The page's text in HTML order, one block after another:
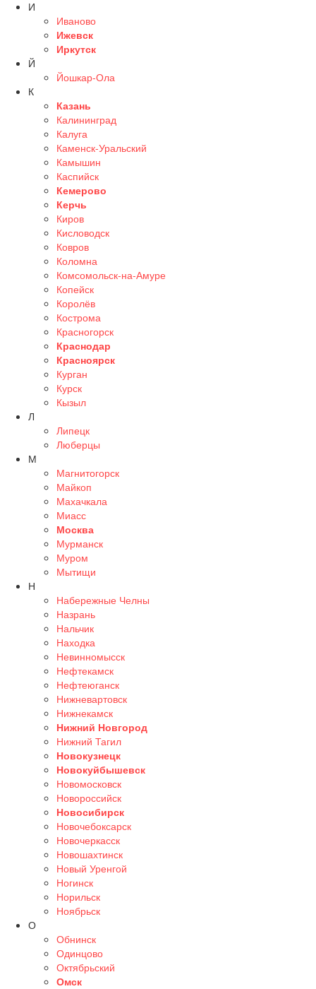
И
Иваново
Ижевск
Иркутск
Й
Йошкар-Ола
К
Казань
Калининград
Калуга
Каменск-Уральский
Камышин
Каспийск
Кемерово
Керчь
Киров
Кисловодск
Ковров
Коломна
Комсомольск-на-Амуре
Копейск
Королёв
Кострома
Красногорск
Краснодар
Красноярск
Курган
Курск
Кызыл
Л
Липецк
Люберцы
М
Магнитогорск
Майкоп
Махачкала
Миасс
Москва
Мурманск
Муром
Мытищи
Н
Набережные Челны
Назрань
Нальчик
Находка
Невинномысск
Нефтекамск
Нефтеюганск
Нижневартовск
Нижнекамск
Нижний Новгород
Нижний Тагил
Новокузнецк
Новокуйбышевск
Новомосковск
Новороссийск
Новосибирск
Новочебоксарск
Новочеркасск
Новошахтинск
Новый Уренгой
Ногинск
Норильск
Ноябрьск
О
Обнинск
Одинцово
Октябрьский
Омск